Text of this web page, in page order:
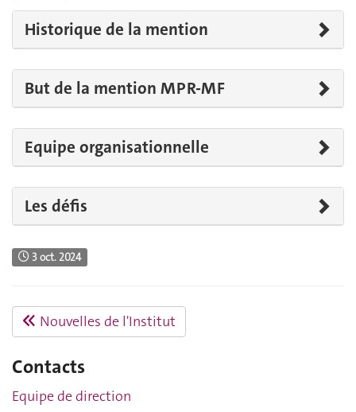
Historique de la mention
But de la mention MPR-MF
Equipe organisationnelle
Les défis
3 oct. 2024
Nouvelles de l'Institut
Contacts
Equipe de direction